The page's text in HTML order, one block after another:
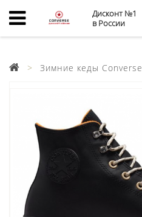
Дисконт №1
в России
Зимние кеды Converse